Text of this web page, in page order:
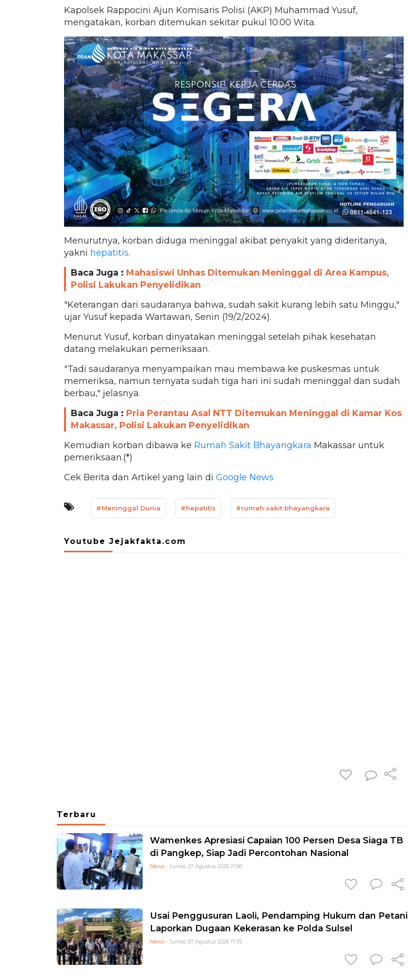
Kapolsek Rappocini Ajun Komisaris Polisi (AKP) Muhammad Yusuf,
mengatakan, korban ditemukan sekitar pukul 10.00 Wita.
Menurutnya, korban diduga meninggal akibat penyakit yang dideritanya,
yakni hepatitis.
Baca Juga : Mahasiswi Unhas Ditemukan Meninggal di Area Kampus,
Polisi Lakukan Penyelidikan
"Keterangan dari saudaranya bahwa, sudah sakit kurang lebih satu Minggu,"
ujar Yusuf kepada Wartawan, Senin (19/2/2024).
Menurut Yusuf, korban dinyatakan meninggal setelah pihak kesehatan
datang melakukan pemeriksaan.
"Tadi saudaranya menyampaikan mau membawa ke puskesmas untuk
memeriksa, namun ternyata sudah tiga hari ini sudah meninggal dan sudah
berbau," jelasnya.
Baca Juga : Pria Perantau Asal NTT Ditemukan Meninggal di Kamar Kos
Makassar, Polisi Lakukan Penyelidikan
Kemudian korban dibawa ke Rumah Sakit Bhayangkara Makassar untuk
pemeriksaan.(*)
Cek Berita dan Artikel yang lain di Google News
#Meninggal Dunia #hepatitis #rumah sakit bhayangkara
Youtube Jejakfakta.com
Terbaru
Wamenkes Apresiasi Capaian 100 Persen Desa Siaga TB
di Pangkep, Siap Jadi Percontohan Nasional
News - Jumat, 07 Agustus 2026 21:06
Usai Penggusuran Laoli, Pendamping Hukum dan Petani
Laporkan Dugaan Kekerasan ke Polda Sulsel
News - Jumat, 07 Agustus 2026 17:35